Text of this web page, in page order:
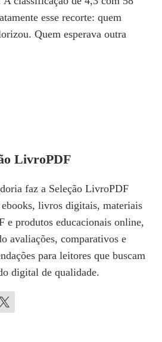
esse recorte: quem
Quem esperava outra
LivroPDF
faz a Seleção LivroPDF
ebooks, livros digitais, materiais
e produtos educacionais online,
avaliações, comparativos e
para leitores que buscam
digital de qualidade.